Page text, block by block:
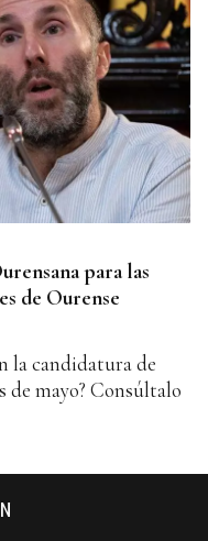
para las
de Ourense
la candidatura de
de mayo? Consúltalo